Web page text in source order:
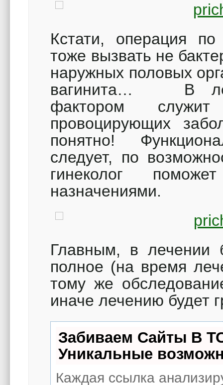
Кстати, операция
тоже вызвать не
наружных половых
вагинита… В
фактором
провоцирующих
понятно!
следует, по
гинеколог
назначениями.
Главным, в лечении
полное (на время
тому же
иначе лечению
Забиваем Сайты В
Уникальные
Каждая ссылка